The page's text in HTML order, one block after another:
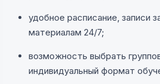
удобное расписание, записи
материалам 24/7;
возможность выбрать
индивидуальный формат